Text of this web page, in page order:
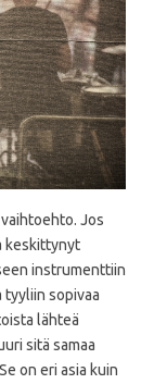
Jos
keskittynyt
instrumenttiin
tyyliin sopivaa
lähteä
sitä samaa
on eri asia kuin